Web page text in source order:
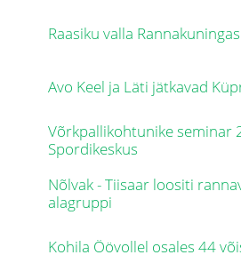
Raasiku valla
Avo Keel ja Läti jätkavad
Võrkpallikohtunike seminar
Spordikeskus
Nõlvak - Tiisaar loositi
alagruppi
Kohila Öövollel osales 44